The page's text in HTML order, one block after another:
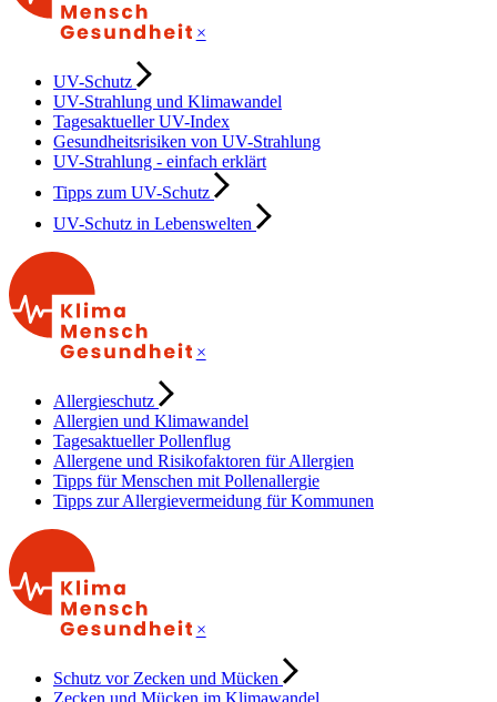
×
UV-Schutz
UV-Strahlung und Klimawandel
Tagesaktueller UV-Index
Gesundheitsrisiken von UV-Strahlung
UV-Strahlung - einfach erklärt
Tipps zum UV-Schutz
UV-Schutz in Lebenswelten
×
Allergieschutz
Allergien und Klimawandel
Tagesaktueller Pollenflug
Allergene und Risikofaktoren für Allergien
Tipps für Menschen mit Pollenallergie
Tipps zur Allergievermeidung für Kommunen
×
Schutz vor Zecken und Mücken